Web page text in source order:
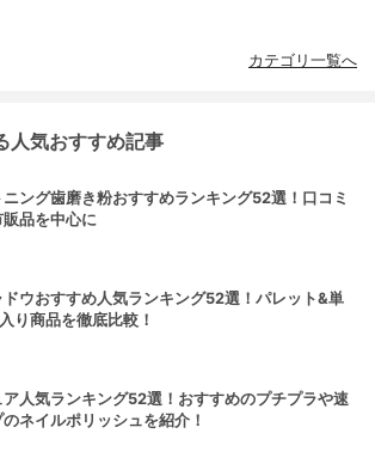
カテゴリ一覧へ
人気おすすめ記事
ング歯磨き粉おすすめランキング52選！口コミ
品を中心に
ドウおすすめ人気ランキング52選！パレット&単
り商品を徹底比較！
ア人気ランキング52選！おすすめのプチプラや速
ネイルポリッシュを紹介！